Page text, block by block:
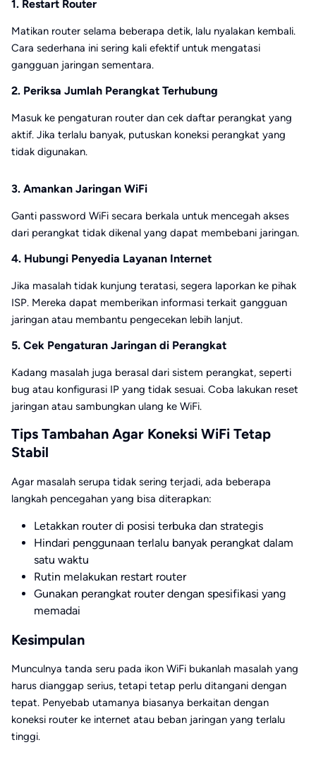
1. Restart Router
Matikan router selama beberapa detik, lalu nyalakan kembali.
Cara sederhana ini sering kali efektif untuk mengatasi
gangguan jaringan sementara.
2. Periksa Jumlah Perangkat Terhubung
Masuk ke pengaturan router dan cek daftar perangkat yang
aktif. Jika terlalu banyak, putuskan koneksi perangkat yang
tidak digunakan.
3. Amankan Jaringan WiFi
Ganti password WiFi secara berkala untuk mencegah akses
dari perangkat tidak dikenal yang dapat membebani jaringan.
4. Hubungi Penyedia Layanan Internet
Jika masalah tidak kunjung teratasi, segera laporkan ke pihak
ISP. Mereka dapat memberikan informasi terkait gangguan
jaringan atau membantu pengecekan lebih lanjut.
5. Cek Pengaturan Jaringan di Perangkat
Kadang masalah juga berasal dari sistem perangkat, seperti
bug atau konfigurasi IP yang tidak sesuai. Coba lakukan reset
jaringan atau sambungkan ulang ke WiFi.
Tips Tambahan Agar Koneksi WiFi Tetap
Stabil
Agar masalah serupa tidak sering terjadi, ada beberapa
langkah pencegahan yang bisa diterapkan:
Letakkan router di posisi terbuka dan strategis
Hindari penggunaan terlalu banyak perangkat dalam
satu waktu
Rutin melakukan restart router
Gunakan perangkat router dengan spesifikasi yang
memadai
Kesimpulan
Munculnya tanda seru pada ikon WiFi bukanlah masalah yang
harus dianggap serius, tetapi tetap perlu ditangani dengan
tepat. Penyebab utamanya biasanya berkaitan dengan
koneksi router ke internet atau beban jaringan yang terlalu
tinggi.